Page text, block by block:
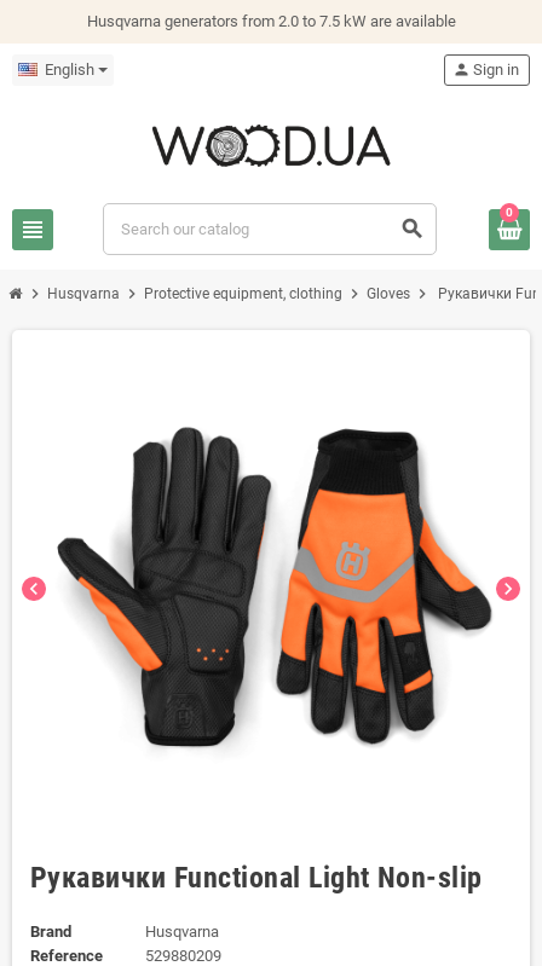
Husqvarna generators from 2.0 to 7.5 kW are available
English
view_headline search
person Sign in
0
chevron_right Husqvarna chevron_right Protective equipment, clothing chevron_right Gloves chevron_right Рукавички
chevron_left chevron_right
Рукавички Functional Light Non-slip
Brand
Husqvarna
Reference
529880209